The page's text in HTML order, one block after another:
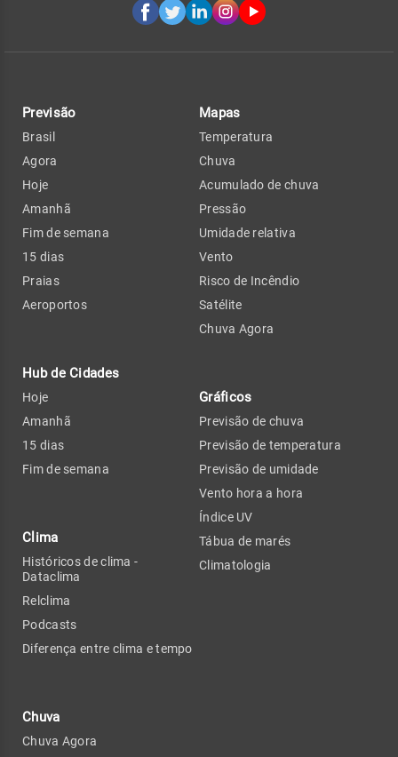
Previsão
Brasil
Agora
Hoje
Amanhã
Fim de semana
15 dias
Praias
Aeroportos
Hub de Cidades
Hoje
Amanhã
15 dias
Fim de semana
Clima
Históricos de clima -
Dataclima
Relclima
Podcasts
Diferença entre clima e tempo
Chuva
Chuva Agora
Mapas
Temperatura
Chuva
Acumulado de chuva
Pressão
Umidade relativa
Vento
Risco de Incêndio
Satélite
Chuva Agora
Gráficos
Previsão de chuva
Previsão de temperatura
Previsão de umidade
Vento hora a hora
Índice UV
Tábua de marés
Climatologia